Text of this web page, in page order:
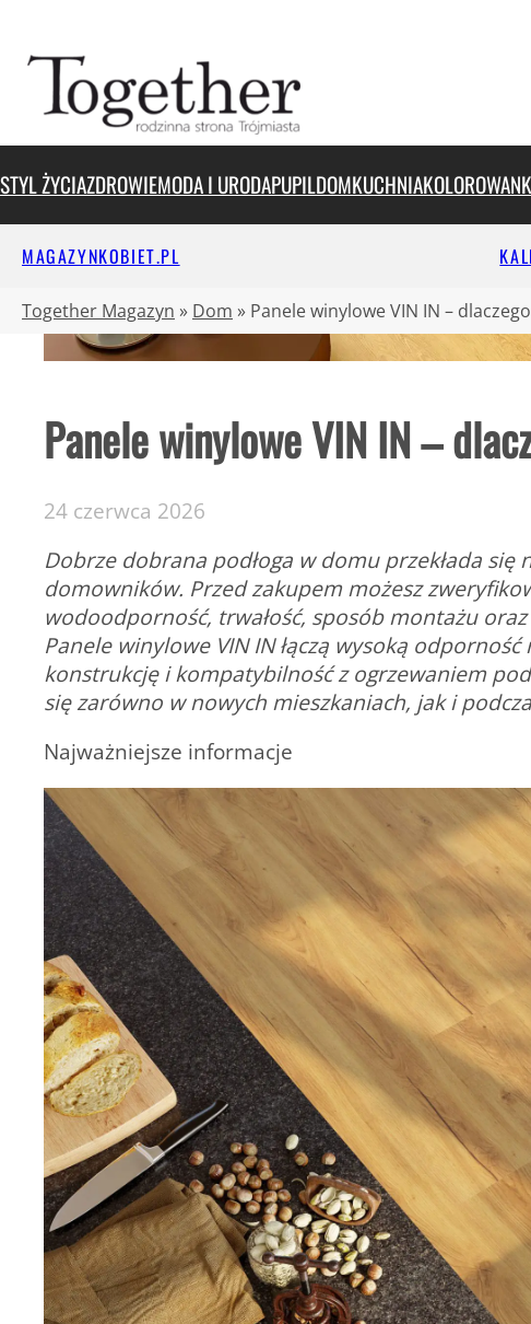
treści
STYL ŻYCIAZDROWIEMODA I URODAPUPILDOMKUCHNIA
MAGAZYNKOBIET.PL
Together Magazyn » Dom » Panele winylowe VIN IN –
Panele winylowe VIN IN –
24 czerwca 2026
Dobrze dobrana podłoga w domu przekłada
domowników. Przed zakupem możesz
wodoodporność, trwałość, sposób montażu
Panele winylowe VIN IN łączą wysoką
konstrukcję i kompatybilność z ogrzewaniem
się zarówno w nowych mieszkaniach, jak i
Najważniejsze informacje